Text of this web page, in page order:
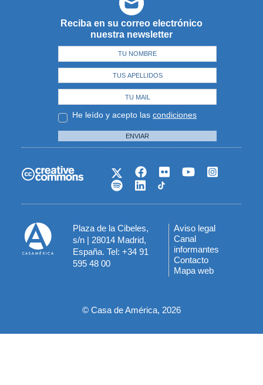
Reciba en su correo electrónico
nuestra newsletter
He leído y acepto las condiciones
ENVIAR
Plaza de la Cibeles,
s/n | 28014 Madrid,
España. Tel: +34 91
595 48 00
Menú
del
pie
Aviso legal
Canal
informantes
Contacto
Mapa web
© Casa de América, 2026